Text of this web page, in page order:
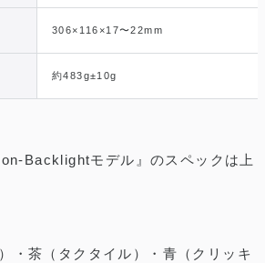
306×116×17〜22mm
約483g±10g
Backlightモデル』のスペックは上
・茶（タクタイル）・青（クリッキ